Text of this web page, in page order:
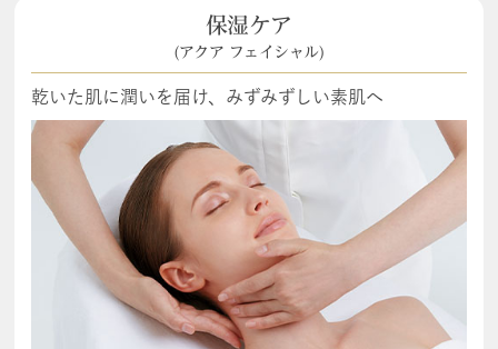
保湿ケア
(アクア フェイシャル)
乾いた肌に潤いを届け、みずみずしい素肌へ